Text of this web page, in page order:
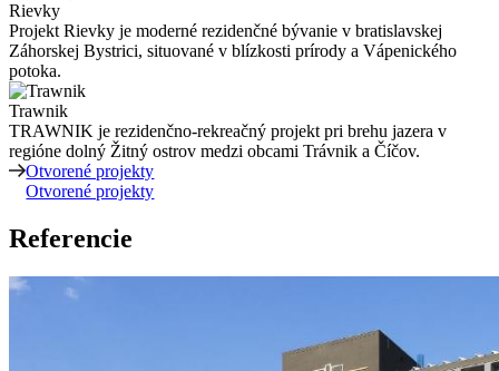
Rievky
Projekt Rievky je moderné rezidenčné bývanie v bratislavskej
Záhorskej Bystrici, situované v blízkosti prírody a Vápenického
potoka.
Trawnik
TRAWNIK je rezidenčno-rekreačný projekt pri brehu jazera v
regióne dolný Žitný ostrov medzi obcami Trávnik a Číčov.
Otvorené projekty
Otvorené projekty
Referencie